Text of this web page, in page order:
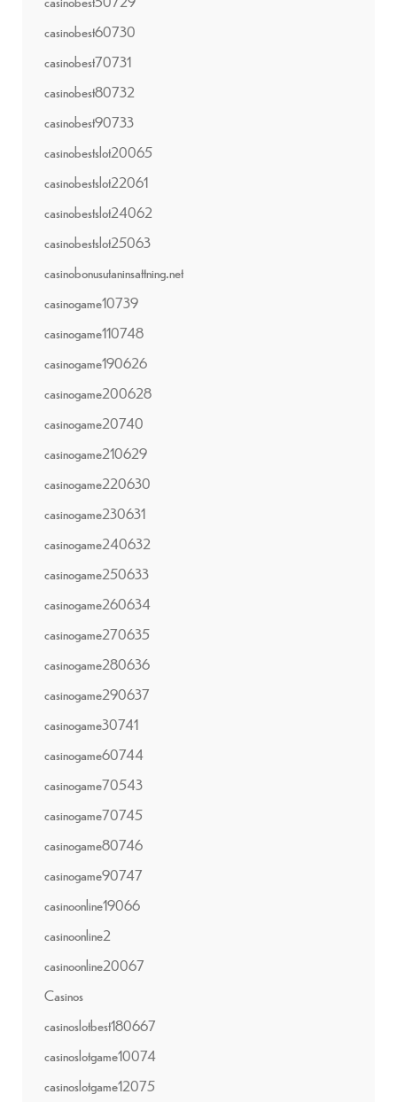
casinobest60730
casinobest70731
casinobest80732
casinobest90733
casinobestslot20065
casinobestslot22061
casinobestslot24062
casinobestslot25063
casinobonusutaninsattning.net
casinogame10739
casinogame110748
casinogame190626
casinogame200628
casinogame20740
casinogame210629
casinogame220630
casinogame230631
casinogame240632
casinogame250633
casinogame260634
casinogame270635
casinogame280636
casinogame290637
casinogame30741
casinogame60744
casinogame70543
casinogame70745
casinogame80746
casinogame90747
casinoonline19066
casinoonline2
casinoonline20067
Casinos
casinoslotbest180667
casinoslotgame10074
casinoslotgame12075